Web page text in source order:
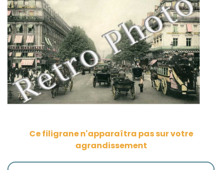
Ce filigrane n'apparaîtra pas sur votre
agrandissement